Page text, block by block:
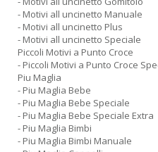
- Motivi all uncinetto Manuale
- Motivi all uncinetto Plus
- Motivi all uncinetto Speciale
Piccoli Motivi a Punto Croce
- Piccoli Motivi a Punto Croce
Piu Maglia
- Piu Maglia Bebe
- Piu Maglia Bebe Speciale
- Piu Maglia Bebe Speciale Extra
- Piu Maglia Bimbi
- Piu Maglia Bimbi Manuale